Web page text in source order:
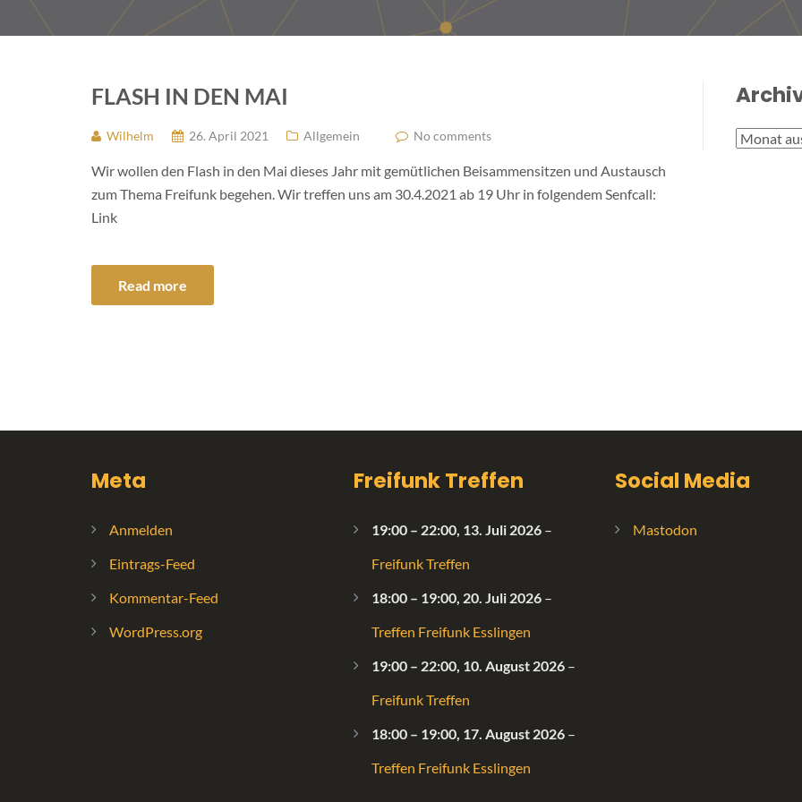
FLASH IN DEN MAI
Wilhelm 26. April 2021 Allgemein No comments
Wir wollen den Flash in den Mai dieses Jahr mit gemütlichen Beisammensitzen und Austausch
zum Thema Freifunk begehen. Wir treffen uns am 30.4.2021 ab 19 Uhr in folgendem Senfcall:
Link
Read more
Archive
Meta
Anmelden
Eintrags-Feed
Kommentar-Feed
WordPress.org
Freifunk Treffen
19:00 – 22:00, 13. Juli 2026–
Freifunk Treffen
18:00 – 19:00, 20. Juli 2026–
Treffen Freifunk Esslingen
19:00 – 22:00, 10. August 2026–
Freifunk Treffen
18:00 – 19:00, 17. August 2026–
Treffen Freifunk Esslingen
Social Media
Mastodon